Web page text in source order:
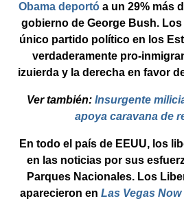
Obama deportó a un 29% más
gobierno de George Bush.
único partido político en los
verdaderamente pro-
izuierda y la derecha en favor
Ver también: Insurgente
apoya caravana de
En todo el país de EEUU, los
en las noticias por sus
Parques Nacionales. Los
aparecieron en Las Vegas Now